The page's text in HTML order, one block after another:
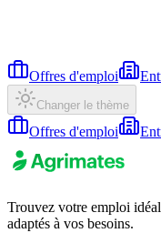
Offres d'emploi
Changer le thème
Offres d'emploi
Trouvez votre emploi
adaptés à vos besoins.